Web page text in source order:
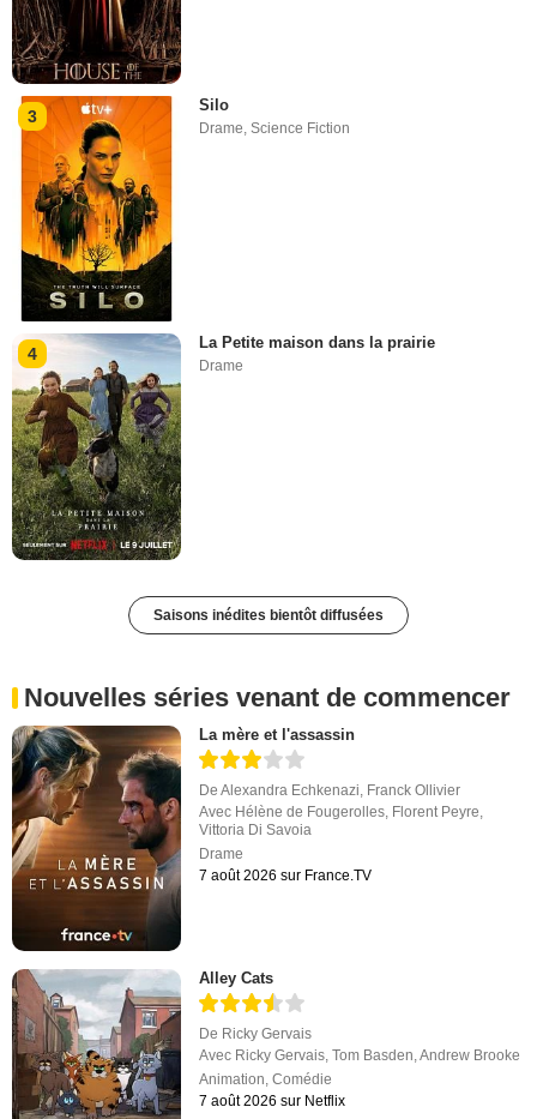
3
Silo
Drame,Science Fiction
4
La Petite maison dans la prairie
Drame
Saisons inédites bientôt diffusées
Nouvelles séries venant de commencer
La mère et l'assassin
DeAlexandra Echkenazi Franck Ollivier
Avec Hélène de Fougerolles Florent Peyre
Vittoria Di Savoia
Drame
7 août 2026 sur France.TV
Alley Cats
De Ricky Gervais
Avec Ricky Gervais,Tom Basden,Andrew Brooke
Animation,Comédie
7 août 2026 sur Netflix